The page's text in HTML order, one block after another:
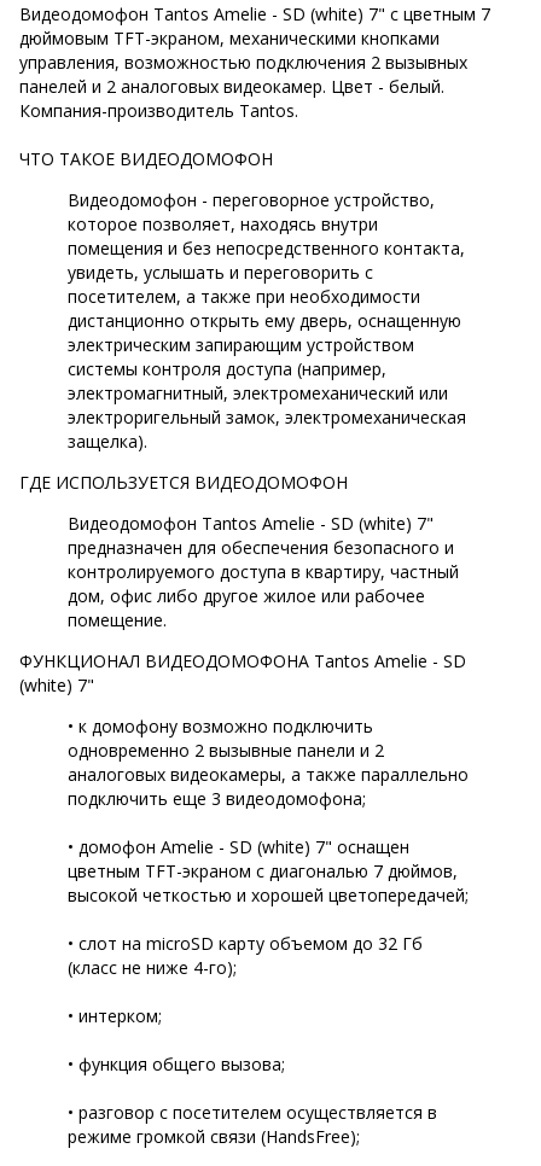
Видеодомофон Tantos Amelie - SD (white) 7" с цветным 7
дюймовым TFT-экраном, механическими кнопками
управления, возможностью подключения 2 вызывных
панелей и 2 аналоговых видеокамер. Цвет - белый.
Компания-производитель Tantos.
ЧТО ТАКОЕ ВИДЕОДОМОФОН
Видеодомофон - переговорное устройство,
которое позволяет, находясь внутри
помещения и без непосредственного контакта,
увидеть, услышать и переговорить с
посетителем, а также при необходимости
дистанционно открыть ему дверь, оснащенную
электрическим запирающим устройством
системы контроля доступа (например,
электромагнитный, электромеханический или
электроригельный замок, электромеханическая
защелка).
ГДЕ ИСПОЛЬЗУЕТСЯ ВИДЕОДОМОФОН
Видеодомофон Tantos Amelie - SD (white) 7"
предназначен для обеспечения безопасного и
контролируемого доступа в квартиру, частный
дом, офис либо другое жилое или рабочее
помещение.
ФУНКЦИОНАЛ ВИДЕОДОМОФОНА Tantos Amelie - SD
(white) 7"
• к домофону возможно подключить
одновременно 2 вызывные панели и 2
аналоговых видеокамеры, а также параллельно
подключить еще 3 видеодомофона;
• домофон Amelie - SD (white) 7" оснащен
цветным TFT-экраном с диагональю 7 дюймов,
высокой четкостью и хорошей цветопередачей;
• слот на microSD карту объемом до 32 Гб
(класс не ниже 4-го);
• интерком;
• функция общего вызова;
• разговор с посетителем осуществляется в
режиме громкой связи (HandsFree);